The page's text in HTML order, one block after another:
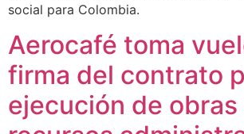
social para Colombia.
Aerocafé toma
firma del contrato
ejecución de obras